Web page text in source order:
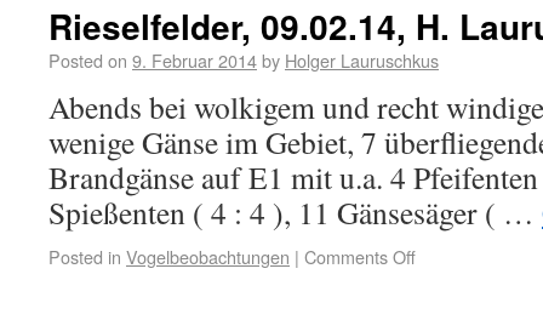
Rieselfelder, 09.02.14, H.
Posted on 9. Februar 2014by Holger Lauruschkus
Abends bei wolkigem und recht
wenige Gänse im Gebiet, 7
Brandgänse auf E1 mit u.a. 4
Spießenten ( 4 : 4 ), 11 Gänsesäger ( …
Posted in Vogelbeobachtungen | Comments Off